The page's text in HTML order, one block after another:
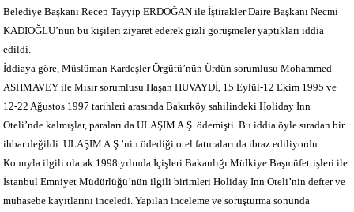
Belediye Başkanı Recep Tayyip ERDOĞAN ile İştirakler Daire Başkanı Necmi
KADIOĞLU’nun bu kişileri ziyaret ederek gizli görüşmeler yaptıkları iddia
edildi.
İddiaya göre, Müslüman Kardeşler Örgütü’nün Ürdün sorumlusu Mohammed
ASHMAVEY ile Mısır sorumlusu Haşan HUVAYDİ, 15 Eylül-12 Ekim 1995 ve
12-22 Ağustos 1997 tarihleri arasında Bakırköy sahilindeki Holiday Inn
Oteli’nde kalmışlar, paraları da ULAŞIM A.Ş. ödemişti. Bu iddia öyle sıradan bir
ihbar değildi. ULAŞIM A.Ş.’nin ödediği otel faturaları da ibraz ediliyordu.
Konuyla ilgili olarak 1998 yılında İçişleri Bakanlığı Mülkiye Başmüfettişleri ile
İstanbul Emniyet Müdürlüğü’nün ilgili birimleri Holiday Inn Oteli’nin defter ve
muhasebe kayıtlarını inceledi. Yapılan inceleme ve soruşturma sonunda